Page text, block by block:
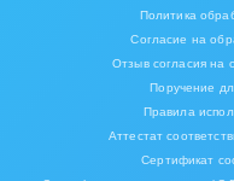
Политика
Согласие на
Отзыв согласия на
Поручение
Правила
Аттестат
Сертификат